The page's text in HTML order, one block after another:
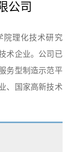
公司
院理化技术研究
术企业。公司已
务型制造示范平
、国家高新技术